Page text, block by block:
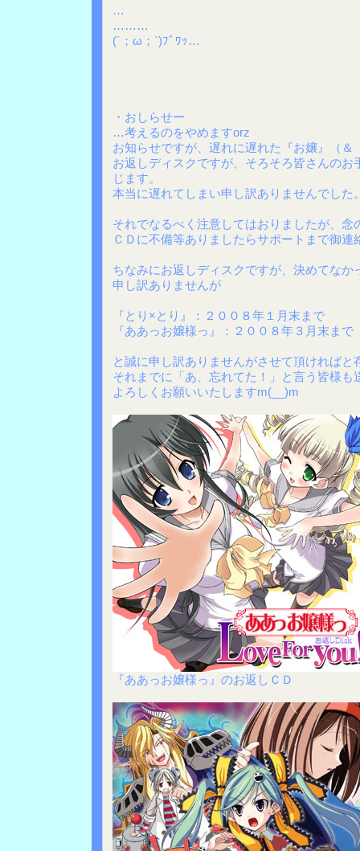
…
………
(´；ω；`)ﾌﾞﾜｯ…
・おしらせー
…考えるのをやめますorz
お知らせですが、遅れに遅れた『お嬢』（＆
お返しディスクですが、そろそろ皆さんのお
じます。
本当に遅れてしまい申し訳ありませんでした
それでなるべく注意してはおりましたが、念
ＣＤに不備等ありましたらサポートまで御連
ちなみにお返しディスクですが、決めてなか
申し訳ありませんが
『とり×とり』：２００８年１月末まで
『ああっお嬢様っ』：２００８年３月末まで
と誠に申し訳ありませんがさせて頂ければと
それまでに「あ、忘れてた！」と言う皆様も
よろしくお願いいたしますm(__)m
『ああっお嬢様っ』のお返しＣＤ